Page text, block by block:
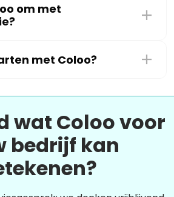
om met
met Coloo?
wat Coloo voor
bedrijf kan